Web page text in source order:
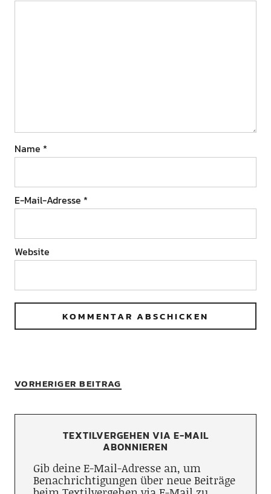
Name *
E-Mail-Adresse *
Website
VORHERIGER BEITRAG
TEXTILVERGEHEN VIA E-MAIL
ABONNIEREN
Gib deine E-Mail-Adresse an, um
Benachrichtigungen über neue Beiträge